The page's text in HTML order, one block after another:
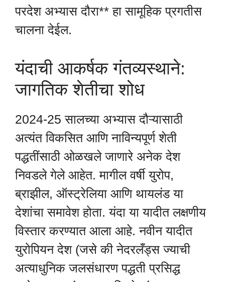
परदेश अभ्यास दौरा** हा सामूहिक प्रगतीस
चालना देईल.
यंदाची आकर्षक गंतव्यस्थाने:
जागतिक शेतीचा शोध
2024-25 सालच्या अभ्यास दौऱ्यासाठी
अत्यंत विकसित आणि नाविन्यपूर्ण शेती
पद्धतींसाठी ओळखले जाणारे अनेक देश
निवडले गेले आहेत. मागील वर्षी युरोप,
ब्राझील, ऑस्ट्रेलिया आणि थायलंड या
देशांचा समावेश होता. यंदा या यादीत लक्षणीय
विस्तार करण्यात आला आहे. नवीन यादीत
युरोपियन देश (जसे की नेदरलँड्स ज्याची
अत्याधुनिक जलसंधारण पद्धती प्रसिद्ध